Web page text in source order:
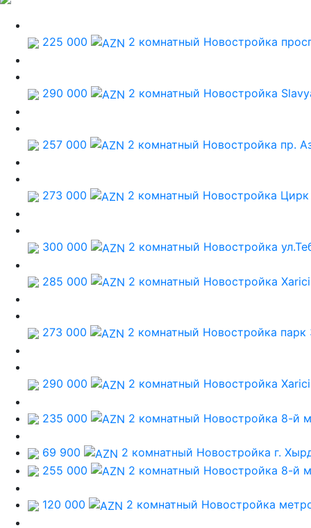
225 000 2 комнатный Новостройка
290 000 2 комнатный Новостройка
257 000 2 комнатный Новостройка пр.
273 000 2 комнатный Новостройка Цирк
300 000 2 комнатный Новостройка
285 000 2 комнатный Новостройка
273 000 2 комнатный Новостройка парк
290 000 2 комнатный Новостройка
235 000 2 комнатный Новостройка 8-й
69 900 2 комнатный Новостройка г.
255 000
2 комнатный Новостройка 8-й
120 000 2 комнатный Новостройка